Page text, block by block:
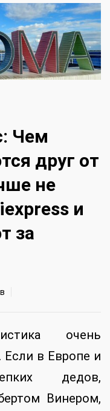
Чем
друг от
не
и
за
очень
Если в Европе и
дедов,
Винером,